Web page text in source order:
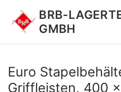
Inhalt
springen
BRB-
GMBH
Euro
Griffleisten, 400